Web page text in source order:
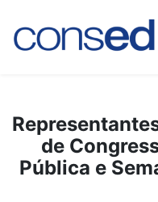
de
Pública e